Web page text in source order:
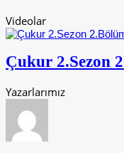
Videolar
Çukur 2.Sezon
Yazarlarımız